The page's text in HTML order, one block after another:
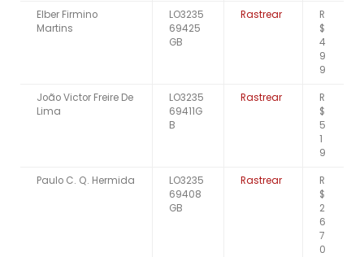
Elber Firmino
Martins
LO3235
69425
GB
Rastrear
R
$
4
9
9
João Victor Freire De
Lima
LO3235
69411G
B
Rastrear
R
$
5
1
9
Paulo C. Q. Hermida
LO3235
69408
GB
Rastrear
R
$
2
6
7
0